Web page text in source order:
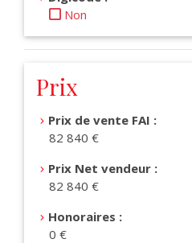
Non
Prix
Prix de vente FAI :
82 840 €
Prix Net vendeur :
82 840 €
Honoraires :
0 €